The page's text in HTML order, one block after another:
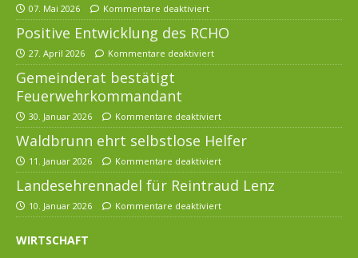
07. Mai 2026 Kommentare deaktiviert
Positive Entwicklung des RCHO
27. April 2026 Kommentare deaktiviert
Gemeinderat bestätigt
Feuerwehrkommandant
30. Januar 2026 Kommentare deaktiviert
Waldbrunn ehrt selbstlose Helfer
11. Januar 2026 Kommentare deaktiviert
Landesehrennadel für Reintraud Lenz
10. Januar 2026 Kommentare deaktiviert
WIRTSCHAFT